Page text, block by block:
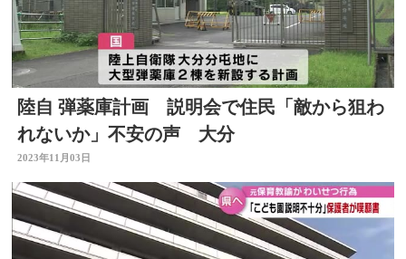
陸自 弾薬庫計画 説明会で住民「敵から狙わ
れないか」不安の声 大分
2023年11月03日